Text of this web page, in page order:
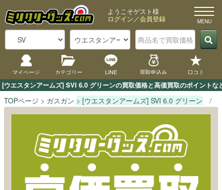
[ウエスタンアームズ] SVI 6.0 グリーンの買取価格と高価買取のポイント
ようこそゲスト様
ログイン／会員登録
マイページ カテゴリー LINE 買取申込み 口コミ
TOPページ ガスガン [ウエスタンアームズ] SVI 6.0 グリーン